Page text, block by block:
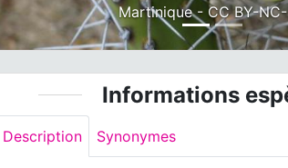
Martinique - CC BY-
Informations
Description Synonymes